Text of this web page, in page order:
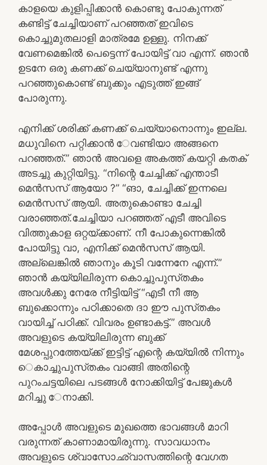
കാളയെ കുളിപ്പിക്കാന്‍ കൊണ്ടു പോകുന്നത്‌
കണ്ടിട്ട്‌ ചേച്ചിയാണ്‌ പറഞ്ഞത്‌ ഇവിടെ
കൊച്ചുമുതലാളി മാത്രമേ ഉള്ളു. നിനക്ക്‌
വേണമെങ്കില്‍ പെട്ടെന്ന്‌ പോയിട്ട്‌ വാ എന്ന്‌. ഞാന്‍
ഉടനേ ഒരു കണക്ക്‌ ചെയ്യാനുണ്ട്‌ എന്നു
പറഞ്ഞുകൊണ്ട്‌ ബുക്കും എടുത്ത്‌ ഇങ്ങ്‌
പോരുന്നു.
എനിക്ക്‌ ശരിക്ക്‌ കണക്ക്‌ ചെയ്യാനൊന്നും ഇല്ല.
മധുവിനെ പറ്റിക്കാന്‍ േവണ്ടിയാ അങ്ങനെ
പറഞ്ഞത്‌.” ഞാന്‍ അവളെ അകത്ത്‌ കയറ്റി കതക്‌
അടച്ചു കുറ്റിയിട്ടു. “നിന്റെ ചേച്ചിക്ക്‌ എന്താടീ
മെന്‍സസ്‌ ആയോ ?” “ങാ, ചേച്ചിക്ക്‌ ഇന്നലെ
മെന്‍സസ്‌ ആയി. അതുകൊണ്ടാ ചേച്ചി
വരാഞ്ഞത്‌.ചേച്ചിയാ പറഞ്ഞത്‌ എടീ അവിടെ
വിത്തുകാള ഒറ്റയ്‌ക്കാണ്‌. നീ പോകുന്നെങ്കില്‍
പോയിട്ടു വാ, എനിക്ക്‌ മെന്‍സസ്‌ ആയി.
അല്ലെങ്കില്‍ ഞാനും കൂടി വന്നേനേ എന്ന്‌.”
ഞാന്‍ കയ്യിലിരുന്ന കൊച്ചുപുസ്‌തകം
അവള്‍ക്കു നേരേ നീട്ടിയിട്ട്‌ “എടീ നീ ആ
ബുക്കൊന്നും പഠിക്കാതെ ദാ ഈ പുസ്‌തകം
വായിച്ച്‌ പഠിക്ക്‌. വിവരം ഉണ്ടാകട്ട്‌.” അവള്‍
അവളുടെ കയ്യിലിരുന്ന ബുക്ക്‌
മേശപ്പുറത്തേയ്‌ക്ക്‌ ഇട്ടിട്ട്‌ എന്റെ കയ്യില്‍ നിന്നും
െകാച്ചുപുസ്‌തകം വാങ്ങി അതിന്റെ
പുറംചട്ടയിലെ പടങ്ങള്‍ നോക്കിയിട്ട്‌ പേജുകള്‍
മറിച്ചു േനാക്കി.
അപ്പോള്‍ അവളുടെ മുഖത്തെ ഭാവങ്ങള്‍ മാറി
വരുന്നത്‌ കാണാമായിരുന്നു. സാവധാനം
അവളുടെ ശ്വാസോഛ്വാസത്തിന്റെ വേഗത